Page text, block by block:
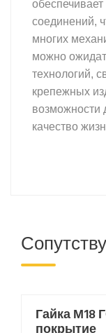
соединений,
многих
можно
технологий,
крепежных
возможности
качество
Гайка М18